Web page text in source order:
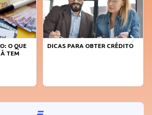
O QUE
TEM
DICAS PARA OBTER CRÉDITO